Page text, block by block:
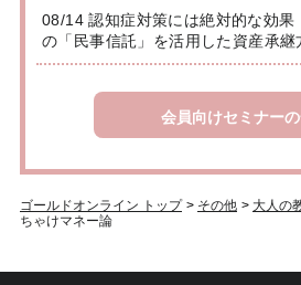
08/14 認知症対策には絶対的な効果
の「民事信託」を活用した資産承継
会員向けセミナー
ゴールドオンライン トップ > その他 > 大人の
ちゃけマネー論